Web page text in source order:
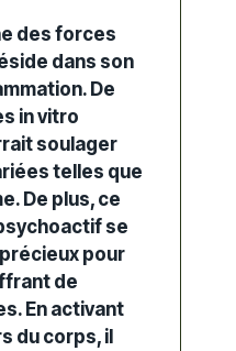
des forces
dans son
De
in vitro
soulager
telles que
De plus, ce
se
pour
de
En activant
du corps, il